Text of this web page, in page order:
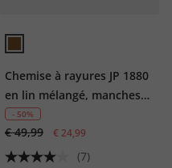
Chemise à rayures JP 1880
en lin mélangé, manches
longues et col montant,
coupe Modern Fit -
jusqu'au 8 XL
- 50%
€ 49,99 € 24,99
(7)